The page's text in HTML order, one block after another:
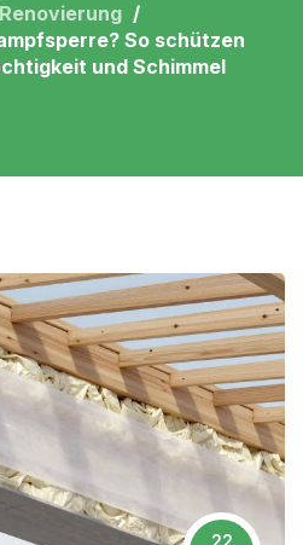
Renovierung
So schützen
und Schimmel
22